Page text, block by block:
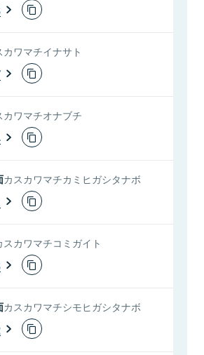
カワマチイナサト
カワマチオナブチ
カスカワマチカミヒガシタナボ
スカワマチコミガイト
カスカワマチシモヒガシタナボ